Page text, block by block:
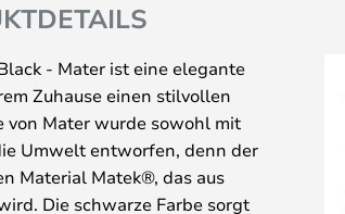
- Mater ist eine elegante
Zuhause einen stilvollen
von Mater wurde sowohl mit
Umwelt entworfen, denn der
Material Matek®, das aus
Die schwarze Farbe sorgt